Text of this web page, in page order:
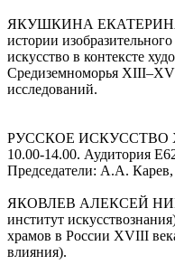
ЯКУШКИНА
истории
искусство в контексте
Средиземноморья
исследований.
РУССКОЕ ИСКУССТВО
10.00-14.00. Аудитория
Председатели: А.А.
ЯКОВЛЕВ АЛЕКСЕЙ
институт
храмов в России XVIII
влияния).